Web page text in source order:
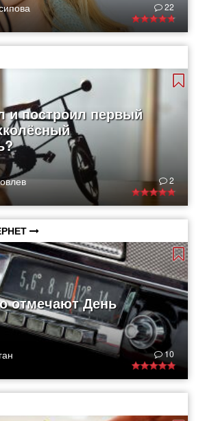
22
и построил первый
2
отмечают День
10